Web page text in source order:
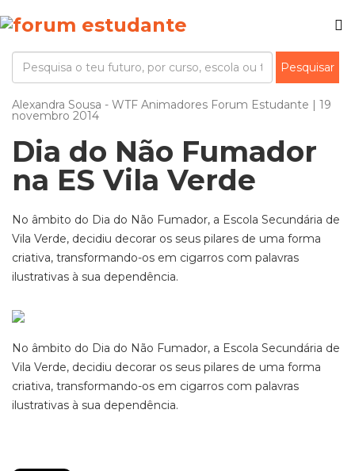
Alexandra Sousa - WTF Animadores Forum Estudante | 19
novembro 2014
Dia do Não Fumador
na ES Vila Verde
No âmbito do Dia do Não Fumador, a Escola Secundária de
Vila Verde, decidiu decorar os seus pilares de uma forma
criativa, transformando-os em cigarros com palavras
ilustrativas à sua dependência.
No âmbito do Dia do Não Fumador, a Escola Secundária de
Vila Verde, decidiu decorar os seus pilares de uma forma
criativa, transformando-os em cigarros com palavras
ilustrativas à sua dependência.